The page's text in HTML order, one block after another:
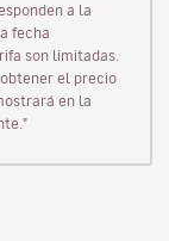
a la
fecha
son limitadas.
obtener el precio
en la